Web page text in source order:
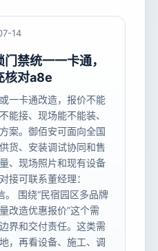
14
禁统一一卡通，
核对a8e
一卡通改造，报价不能
能接、现场能不能装、
案。御佰安可面向全国
货、安装调试协同和售
、现场照片和现有设备
接可联系董经理：
围绕“民宿园区多品牌
改造优惠报价”这个需
界和交付责任。这类需
，再看设备、施工、调